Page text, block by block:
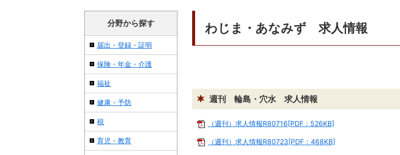
わじま・あなみず 求人情報
週刊 輪島・穴水 求人情報
（週刊）求人情報R80716[PDF：526KB]
（週刊）求人情報R80723[PDF：468KB]
分野から探す
届出・登録・証明
保険・年金・介護
福祉
健康・予防
税
育児・教育